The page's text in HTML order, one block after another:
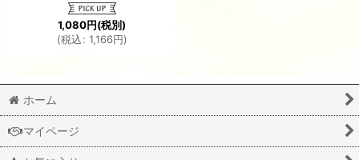
1,080円(税別)
(税込: 1,166円)
ホーム
マイページ